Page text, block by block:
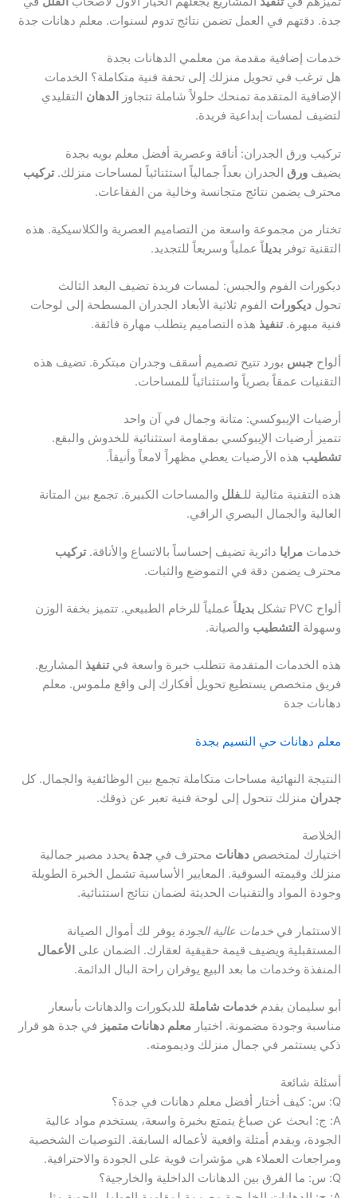
جدة. دقتهم في العمل تضمن نتائج تدوم لسنوات. معلم دهانات جدة
خدمات إضافية مقدمة من معلمي الدهانات بجدة
هل ترغب في تحويل منزلك إلى تحفة فنية متكاملة؟ الخدمات
الإضافية المتقدمة تمنحك حلولاً شاملة تتجاوز
الدهان التقليدي
لتضيف لمسات إبداعية فريدة.
تركيب ورق الجدران: أناقة وعصرية أفضل معلم بويه بجدة
يضيف ورق الجدران بعداً جمالياً استثنائياً لمساحات منزلك.تركيب
محترف يضمن نتائج متجانسة وخالية من الفقاعات.
تختار من مجموعة واسعة من التصاميم العصرية والكلاسيكية. هذه
التقنية توفر بديلاً عملياً وسريعاً للتجديد.
ديكورات الفوم والجبس: لمسات فريدة تضيف البعد الثالث
تحول ديكورات الفوم ثلاثية الأبعاد الجدران المسطحة إلى لوحات
فنية مبهرة.تنفيذ هذه التصاميم يتطلب مهارة فائقة.
ألواح جبس بورد تتيح تصميم أسقف وجدران مبتكرة. تضيف هذه
التقنيات عمقاً بصرياً واستثنائياً للمساحات.
أرضيات الإيبوكسي: متانة وجمال في آن واحد
تتميز أرضيات الإيبوكسي بمقاومة استثنائية للخدوش والبقع.
تشطيب هذه الأرضيات يعطي مظهراً لامعاً وأنيقاً.
هذه التقنية مثالية للـفلل والمساحات الكبيرة. تجمع بين المتانة
العالية والجمال البصري الراقي.
خدمات مرايا دائرية تضيف إحساساً بالاتساع والأناقة.تركيب
محترف يضمن دقة في التموضع والثبات.
ألواح PVC تشكل بديلاً عملياً للرخام الطبيعي. تتميز بخفة الوزن
وسهولة التشطيب والصيانة.
هذه الخدمات المتقدمة تتطلب خبرة واسعة فيتنفيذ المشاريع.
فريق متخصص يستطيع تحويل أفكارك إلى واقع ملموس. معلم
دهانات جدة
معلم دهانات حي النسيم بجدة
النتيجة النهائية مساحات متكاملة تجمع بين الوظائفية والجمال. كل
جدران منزلك تتحول إلى لوحة فنية تعبر عن ذوقك.
الخلاصة
اختيارك لمتخصص دهانات محترف في جدة يحدد مصير جمالية
منزلك وقيمته السوقية. المعايير الأساسية تشمل الخبرة الطويلة
وجودة المواد والتقنيات الحديثة لضمان نتائج استثنائية.
الاستثمار في خدمات عالية الجودة يوفر لك أموال الصيانة
المستقبلية ويضيف قيمة حقيقية لعقارك. الضمان على الأعمال
المنفذة وخدمات ما بعد البيع يوفران راحة البال الدائمة.
أبو سليمان يقدم خدمات شاملة للديكورات والدهانات بأسعار
مناسبة وجودة مضمونة. اختيار معلم دهانات متميز في جدة هو قرار
ذكي يستثمر في جمال منزلك وديمومته.
أسئلة شائعة
Q: س: كيف أختار أفضل معلم دهانات في جدة؟
A: ج: ابحث عن صباغ يتمتع بخبرة واسعة، يستخدم مواد عالية
الجودة، ويقدم أمثلة واقعية لأعماله السابقة. التوصيات الشخصية
ومراجعات العملاء هي مؤشرات قوية على الجودة والاحترافية.
Q: س: ما الفرق بين الدهانات الداخلية والخارجية؟